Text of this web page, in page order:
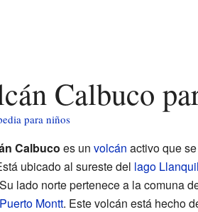
Calbuco
para niños
Calbuco es un volcán activo que
ubicado al sureste del lago
lado norte pertenece a la comuna
Puerto Montt. Este volcán está hecho